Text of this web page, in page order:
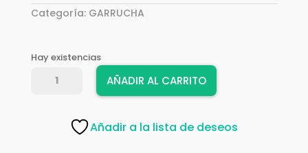
Categoría: GARRUCHA
Hay existencias
GARRUCHA
AÑADIR AL CARRITO
Añadir a la lista de deseos